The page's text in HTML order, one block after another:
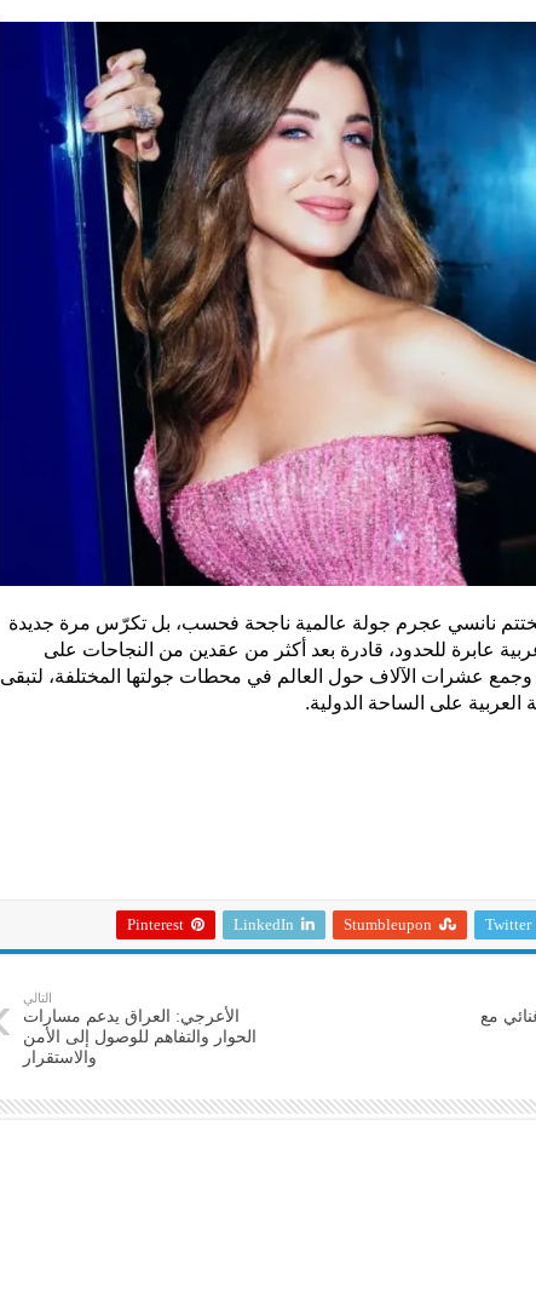
تختتم نانسي عجرم جولة عالمية ناجحة فحسب، بل تكرّس مرة جديدة
عابرة للحدود، قادرة بعد أكثر من عقدين من النجاحات على
وجمع عشرات الآلاف حول العالم في محطات جولتها المختلفة، لتبقى
العربية على الساحة الدولية.
Twitter
Stumbleupon
LinkedIn
Pinterest
مع
التالي
الأعرجي: العراق يدعم مسارات
الحوار والتفاهم للوصول إلى الأمن
والاستقرار